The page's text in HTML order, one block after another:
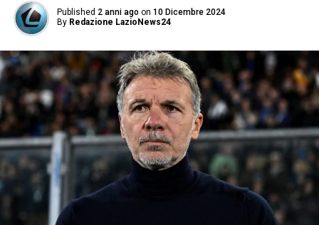
Published 2 anni ago on 10 Dicembre 2024
By Redazione LazioNews24